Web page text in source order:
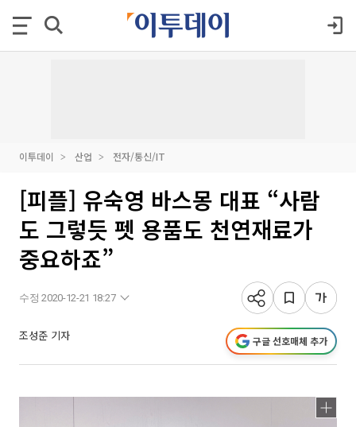
이투데이 산업 전자/통신/IT
[피플] 유숙영 바스몽 대표 “사람
도 그렇듯 펫 용품도 천연재료가
중요하죠”
수정 2020-12-21 18:27
조성준 기자 구글 선호매체 추가